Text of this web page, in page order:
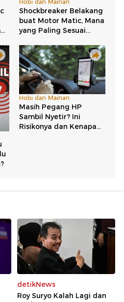
detikNews
Roy Suryo Kalah Lagi dan